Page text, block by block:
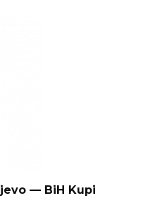
— BiH Kupi